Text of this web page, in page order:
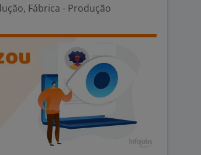
Fábrica - Produção